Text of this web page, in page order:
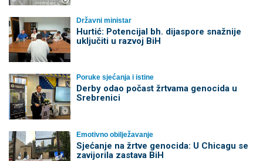
Državni ministar
Hurtić: Potencijal bh. dijaspore snažnije
uključiti u razvoj BiH
Poruke sjećanja i istine
Derby odao počast žrtvama genocida u
Srebrenici
Emotivno obilježavanje
Sjećanje na žrtve genocida: U Chicagu se
zavijorila zastava BiH